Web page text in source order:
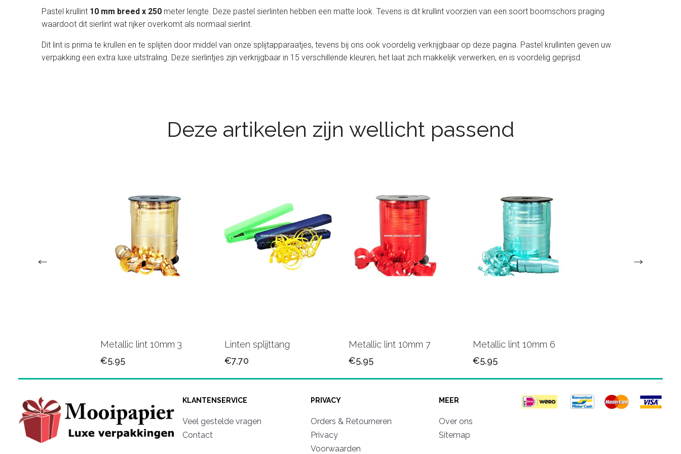
Pastel krullint 10 mm breed x 250 meter lengte. Deze pastel sierlinten hebben een matte look. Tevens is dit krullint voorzien van een soort boomschors praging
waardoot dit sierlint wat rijker overkomt als normaal sierlint.
Dit lint is prima te krullen en te splijten door middel van onze splijtapparaatjes, tevens bij ons ook voordelig verkrijgbaar op deze pagina. Pastel krullinten geven uw
verpakking een extra luxe uitstraling. Deze sierlintjes zijn verkrijgbaar in 15 verschillende kleuren, het laat zich makkelijk verwerken, en is voordelig geprijsd.
Deze artikelen zijn wellicht passend
Metallic lint 10mm 3
€5,95
Linten splijttang
€7,70
Metallic lint 10mm 7
€5,95
Metallic lint 10mm 6
€5,95
KLANTENSERVICE
Veel gestelde vragen
Contact
PRIVACY
Orders & Retourneren
Privacy
Voorwaarden
MEER
Over ons
Sitemap